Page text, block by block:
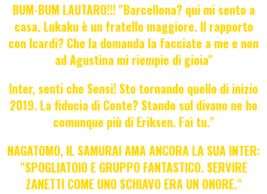
BUM-BUM LAUTARO!!! "Barcellona? qui mi sento a
casa. Lukaku è un fratello maggiore. Il rapporto
con Icardi? Che la domanda la facciate a me e non
ad Agustina mi riempie di gioia"
Inter, senti che Sensi! Sto tornando quello di inizio
2019. La fiducia di Conte? Stando sul divano ne ho
comunque più di Eriksen. Fai tu."
NAGATOMO, IL SAMURAI AMA ANCORA LA SUA INTER:
"SPOGLIATOIO E GRUPPO FANTASTICO. SERVIRE
ZANETTI COME UNO SCHIAVO ERA UN ONORE."